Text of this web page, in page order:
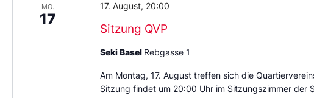
MO.
17
Sitzung QVP
17. August, 20:00
Seki Basel Rebgasse 1
Am Montag, 17. August treffen sich die
Sitzung findet um 20:00 Uhr im Sitzungszimmer der